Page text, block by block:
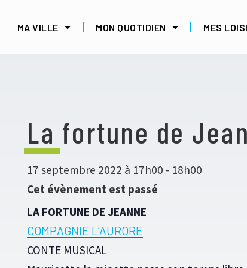
MA VILLE MON QUOTIDIEN MES
La fortune de
17 septembre 2022 à 17h00 - 18h00
Cet évènement est passé
LA FORTUNE DE JEANNE
COMPAGNIE L’AURORE
CONTE MUSICAL